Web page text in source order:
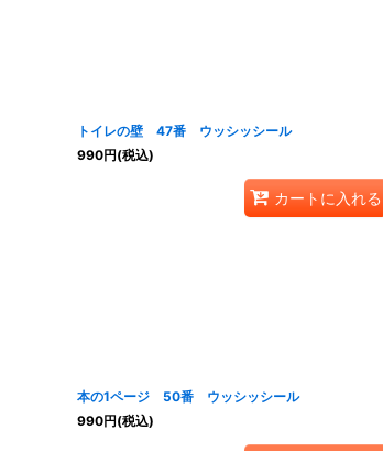
トイレの壁 47番 ウッシッシール
990円(税込)
カートに入れる
本の1ページ 50番 ウッシッシール
990円(税込)